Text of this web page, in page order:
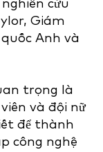
cứu
Giám
Anh và
trọng là
và đội nữ
để thành
công nghệ